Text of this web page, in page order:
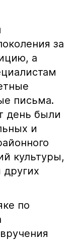
за
а
письма.
день были
и
культуры,
по